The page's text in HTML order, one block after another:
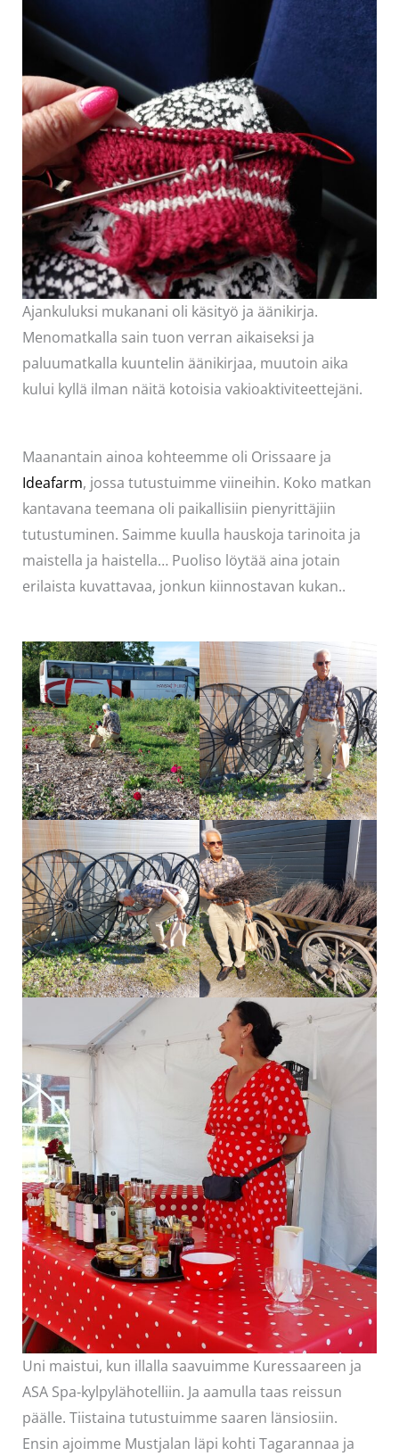
Ajankuluksi mukanani oli käsityö ja äänikirja.
Menomatkalla sain tuon verran aikaiseksi ja
paluumatkalla kuuntelin äänikirjaa, muutoin aika
kului kyllä ilman näitä kotoisia vakioaktiviteettejäni.
Maanantain ainoa kohteemme oli Orissaare ja
Ideafarm, jossa tutustuimme viineihin. Koko matkan
kantavana teemana oli paikallisiin pienyrittäjiin
tutustuminen. Saimme kuulla hauskoja tarinoita ja
maistella ja haistella… Puoliso löytää aina jotain
erilaista kuvattavaa, jonkun kiinnostavan kukan..
Uni maistui, kun illalla saavuimme Kuressaareen ja
ASA Spa-kylpylähotelliin. Ja aamulla taas reissun
päälle. Tiistaina tutustuimme saaren länsiosiin.
Ensin ajoimme Mustjalan läpi kohti Tagarannaa ja